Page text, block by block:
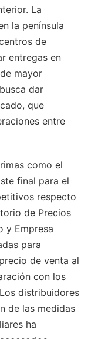
La
la península
de
entregas en
mayor
dar
que
entre
como el
final para el
respecto
de Precios
y Empresa
para
de venta al
con los
distribuidores
de las medidas
ha